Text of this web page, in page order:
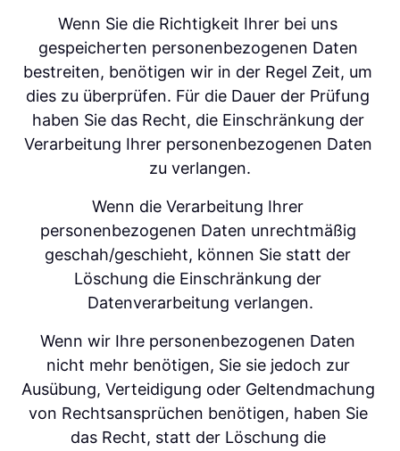
Wenn Sie die Richtigkeit Ihrer bei uns
gespeicherten personenbezogenen Daten
bestreiten, benötigen wir in der Regel Zeit, um
dies zu überprüfen. Für die Dauer der Prüfung
haben Sie das Recht, die Einschränkung der
Verarbeitung Ihrer personenbezogenen Daten
zu verlangen.
Wenn die Verarbeitung Ihrer
personenbezogenen Daten unrechtmäßig
geschah/geschieht, können Sie statt der
Löschung die Einschränkung der
Datenverarbeitung verlangen.
Wenn wir Ihre personenbezogenen Daten
nicht mehr benötigen, Sie sie jedoch zur
Ausübung, Verteidigung oder Geltendmachung
von Rechtsansprüchen benötigen, haben Sie
das Recht, statt der Löschung die